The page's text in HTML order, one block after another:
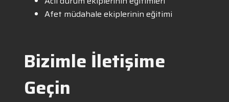
Afet müdahale ekiplerinin eğitimi
Bizimle İletişime
Geçin